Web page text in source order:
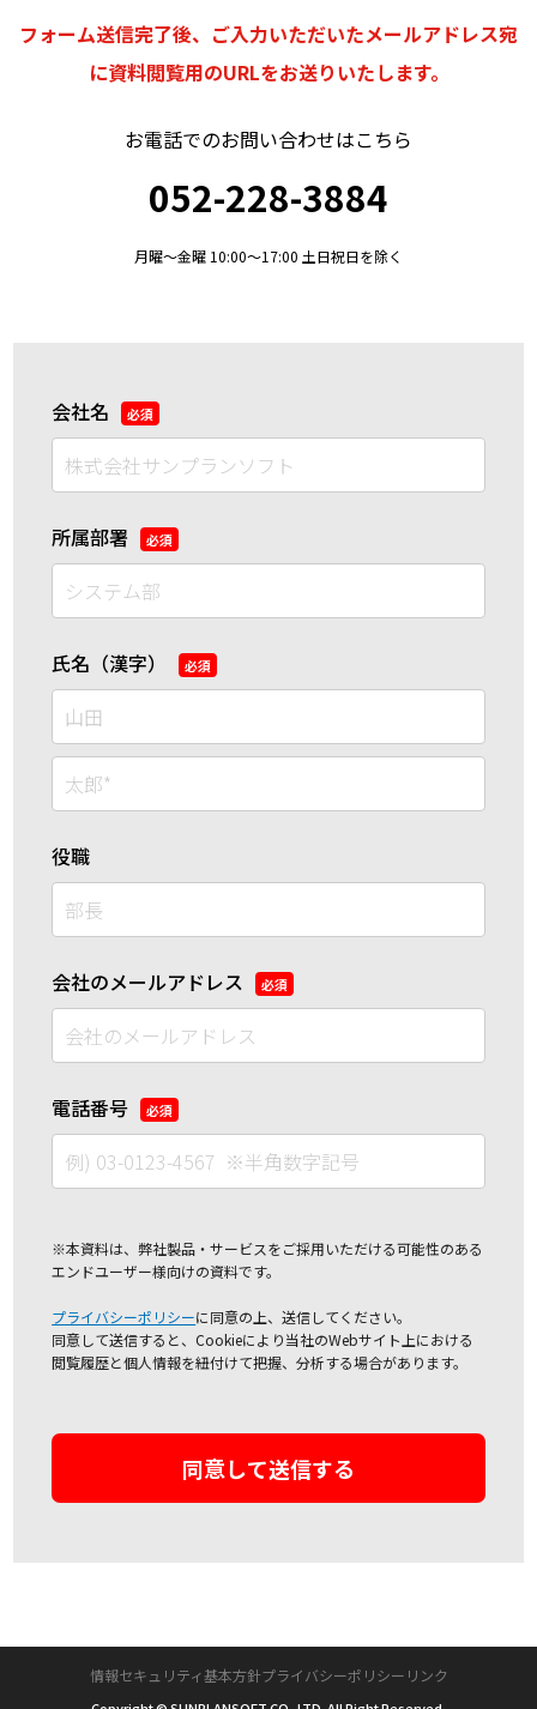
フォーム送信完了後、ご入力いただいたメールアドレス宛
に資料閲覧用のURLをお送りいたします。
お電話でのお問い合わせはこちら
052-228-3884
月曜〜金曜 10:00〜17:00 土日祝日を除く
会社名
所属部署
氏名（漢字）
役職
会社のメールアドレス
電話番号
※本資料は、弊社製品・サービスをご採用いただける可能性のある
エンドユーザー様向けの資料です。
プライバシーポリシーに同意の上、送信してください。
同意して送信すると、Cookieにより当社のWebサイト上における
閲覧履歴と個人情報を紐付けて把握、分析する場合があります。
情報セキュリティ基本方針プライバシーポリシー リンク